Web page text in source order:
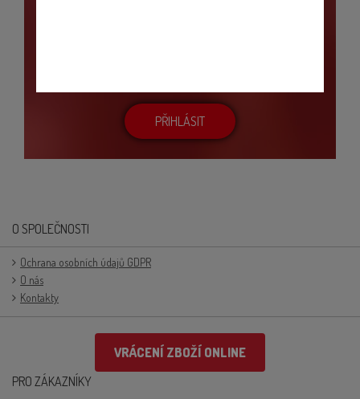
PŘIHLÁSIT
O SPOLEČNOSTI
Ochrana osobních údajů GDPR
O nás
Kontakty
VRÁCENÍ ZBOŽÍ ONLINE
PRO ZÁKAZNÍKY